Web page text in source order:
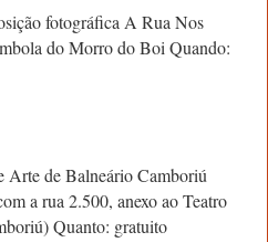
fotográfica A Rua Nos
do Morro do Boi Quando:
Arte de Balneário Camboriú
a rua 2.500, anexo ao Teatro
Quanto: gratuito